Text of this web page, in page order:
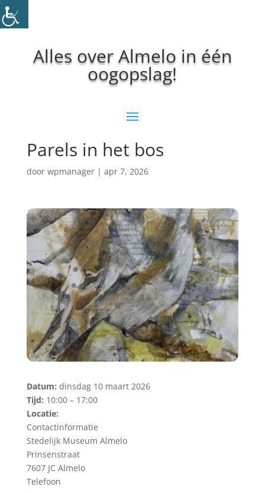
Alles over Almelo in één
oogopslag!
Parels in het bos
door wpmanager| apr 7, 2026
Datum: dinsdag 10 maart 2026
Tijd: 10:00 – 17:00
Locatie:
Contactinformatie
Stedelijk Museum Almelo
Prinsenstraat
7607 JC Almelo
Telefoon